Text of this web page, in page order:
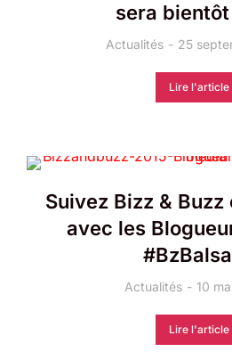
sera
Actualités 25
Lire l'article
Suivez Bizz &
avec les
Actualités 10
Lire l'article